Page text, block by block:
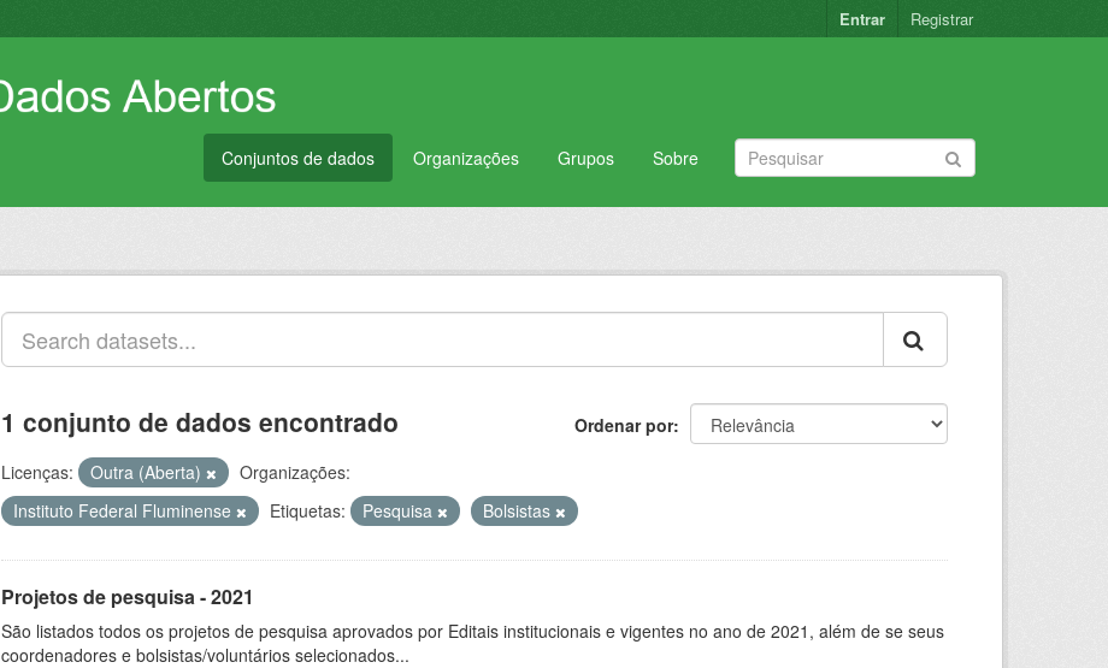
Entrar Registrar
Conjuntos de dados Organizações Grupos Sobre
Ordenar por
1 conjunto de dados encontrado
Licenças: Outra (Aberta)
Organizações:
Instituto Federal Fluminense
Etiquetas: Pesquisa Bolsistas
Projetos de pesquisa - 2021
São listados todos os projetos de pesquisa aprovados por Editais institucionais e vigentes no ano de 2021, além de se seus
coordenadores e bolsistas/voluntários selecionados...